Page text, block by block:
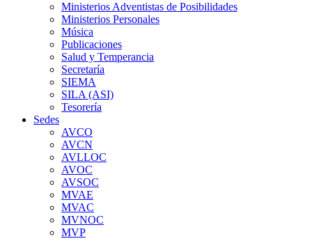
Ministerios Adventistas de Posibilidades
Ministerios Personales
Música
Publicaciones
Salud y Temperancia
Secretaría
SIEMA
SILA (ASI)
Tesorería
Sedes
AVCO
AVCN
AVLLOC
AVOC
AVSOC
MVAE
MVAC
MVNOC
MVP